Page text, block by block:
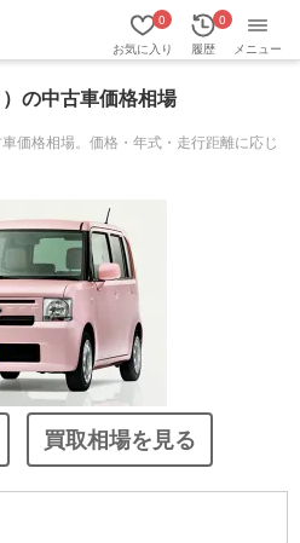
お気に入り
0
履歴
0
メニュー
の中古車価格相場
価格相場。価格・年式・走行距離に応じ
買取相場を見る